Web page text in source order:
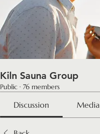
Kiln Sauna Group
Public · 76 members
Discussion Media